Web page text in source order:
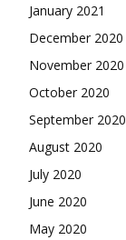
January 2021
December 2020
November 2020
October 2020
September 2020
August 2020
July 2020
June 2020
May 2020